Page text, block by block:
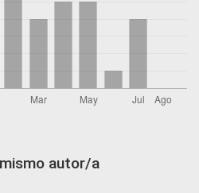
autor/a